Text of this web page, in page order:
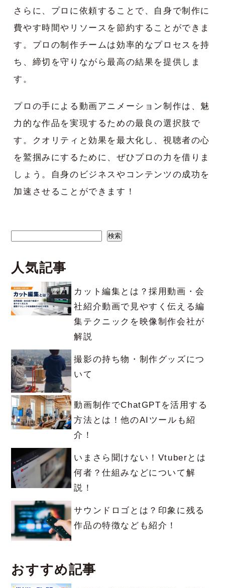
さらに、プロに依頼することで、自身で制作に
費やす時間やリソースを節約することができま
す。プロの制作チームは効率的なプロセスを持
ち、締切を守りながら最高の結果を提供しま
す。
プロの手による動画アニメーション制作は、魅
力的な作品を実現するための最良の選択肢で
す。クオリティと効果を最大化し、視聴者の心
を鷲掴みにするために、ぜひプロの力を借りま
しょう。自身のビジネスやコンテンツの成功を
加速させることができます！
検索
人気記事
カット編集とは？採用動画・会
社紹介動画で見やすく伝える編
集テクニックを映像制作会社が
解説
撮影の持ち物・制作グッズにつ
いて
動画制作でChatGPTを活用する
方法とは！他のAIツールも紹
介！
いまさら聞けない！Vtuberとは
何者？仕組みなどについて解
説！
サウンドロゴとは？印象に残る
作品の特徴なども紹介！
おすすめ記事